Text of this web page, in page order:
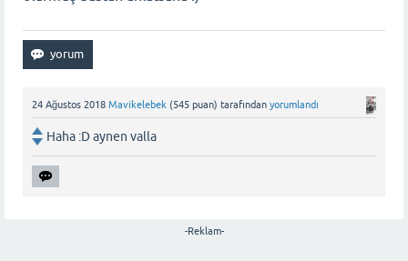
24 Ağustos 2018 Mavikelebek (545 puan) tarafından yorumlandı
Haha :D aynen valla
-Reklam-